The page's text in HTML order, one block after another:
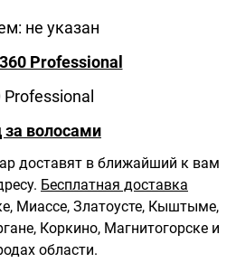
не указан
360 Professional
Professional
за волосами
доставят в ближайший к вам
Бесплатная доставка
Миассе, Златоусте, Кыштыме,
Коркино, Магнитогорске и
области.